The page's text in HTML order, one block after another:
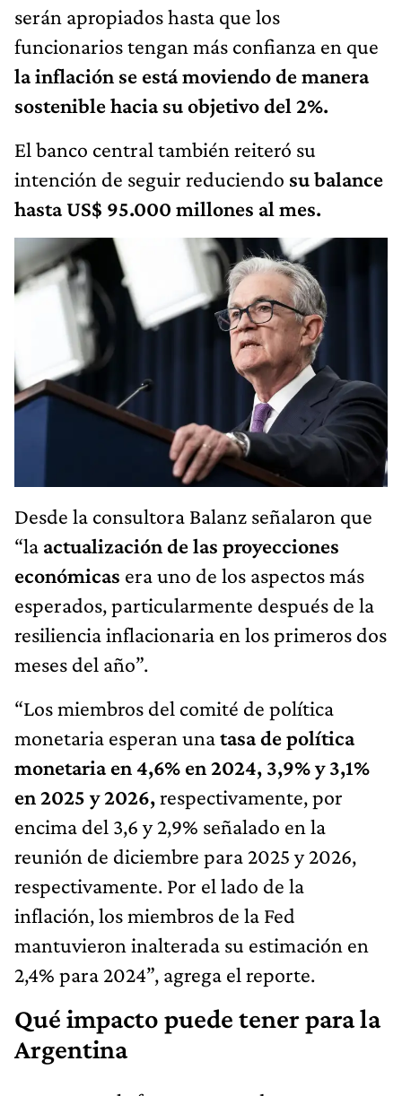
serán apropiados hasta que los
funcionarios tengan más confianza en que
la inflación se está moviendo de manera
sostenible hacia su objetivo del 2%.
El banco central también reiteró su
intención de seguir reduciendo su balance
hasta US$ 95.000 millones al mes.
Desde la consultora Balanz señalaron que
“la actualización de las proyecciones
económicas era uno de los aspectos más
esperados, particularmente después de la
resiliencia inflacionaria en los primeros dos
meses del año”.
“Los miembros del comité de política
monetaria esperan unatasa de política
monetaria en 4,6% en 2024, 3,9% y 3,1%
en 2025 y 2026,respectivamente, por
encima del 3,6 y 2,9% señalado en la
reunión de diciembre para 2025 y 2026,
respectivamente. Por el lado de la
inflación, los miembros de la Fed
mantuvieron inalterada su estimación en
2,4% para 2024”, agrega el reporte.
Qué impacto puede tener para la
Argentina